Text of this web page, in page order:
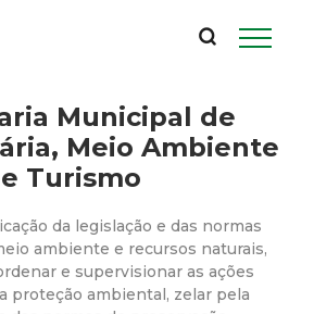
Municipal de
Meio Ambiente
e Turismo
da legislação e das normas
ambiente e recursos naturais,
e supervisionar as ações
proteção ambiental, zelar pela